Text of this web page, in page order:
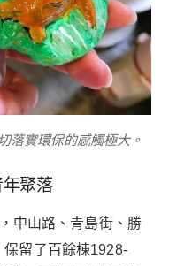
落實環保的感觸極大。
聚落
中山路、青島街、勝
留了百餘棟1928-